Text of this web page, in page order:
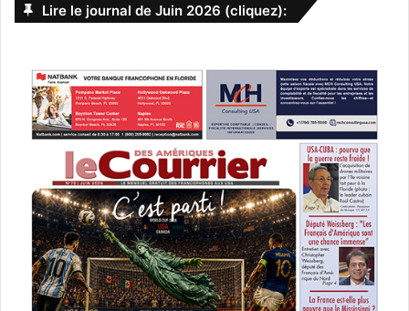
Lire le journal de Juin 2026 (cliquez):